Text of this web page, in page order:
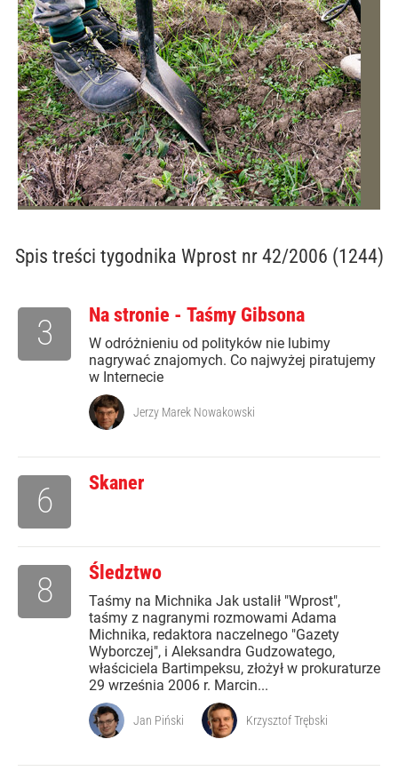
Spis treści tygodnika Wprost nr 42/2006 (1244)
Na stronie - Taśmy Gibsona
W odróżnieniu od polityków nie lubimy
nagrywać znajomych. Co najwyżej piratujemy
w Internecie
3
Jerzy Marek Nowakowski
Skaner
6
Śledztwo
Taśmy na Michnika Jak ustalił "Wprost",
taśmy z nagranymi rozmowami Adama
Michnika, redaktora naczelnego "Gazety
Wyborczej", i Aleksandra Gudzowatego,
właściciela Bartimpeksu, złożył w prokuraturze
29 września 2006 r. Marcin...
8
Jan Piński Krzysztof Trębski